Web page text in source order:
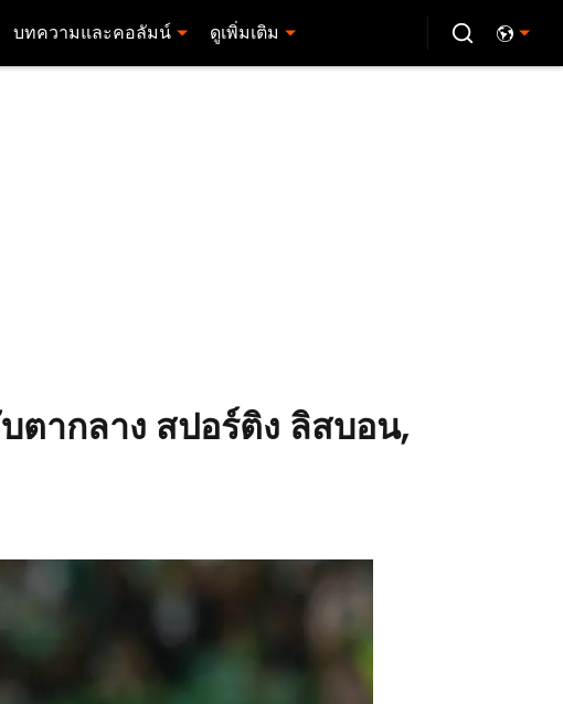
บทความและคอลัมน์ ดูเพิ่มเติม
ตากลาง สปอร์ติง ลิสบอน,